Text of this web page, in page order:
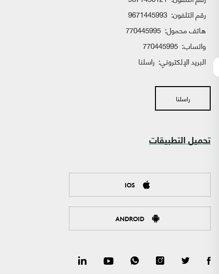
رقم التلفون: 9671445993
هاتف محمول: 770445995
واتساب:
البريد الإلكتروني: راسلنا
راسلنا
تحميل التطبيقات
IOS
ANDROID